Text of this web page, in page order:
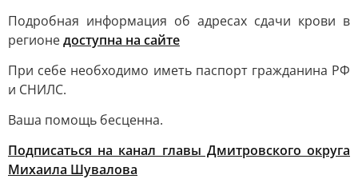
Подробная информация об адресах сдачи крови в
регионедоступна на сайте
При себе необходимо иметь паспорт гражданина РФ
и СНИЛС.
Ваша помощь бесценна.
Подписаться на канал главы Дмитровского округа
Михаила Шувалова